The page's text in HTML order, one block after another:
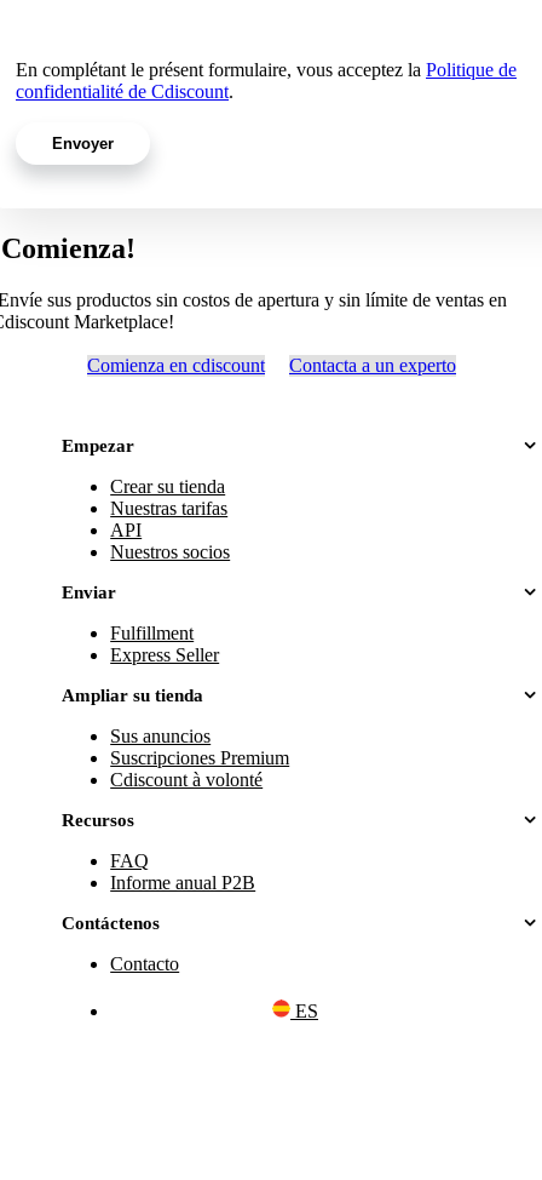
En complétant le présent formulaire, vous acceptez la Politique de
confidentialité de Cdiscount.
sus productos sin costos de apertura y sin límite de ventas en
Marketplace!
Comienza en cdiscount Contacta a un experto
Empezar
Crear su tienda
Nuestras tarifas
API
Nuestros socios
Enviar
Fulfillment
Express Seller
Ampliar su tienda
Sus anuncios
Suscripciones Premium
Cdiscount à volonté
Recursos
FAQ
Informe anual P2B
Contáctenos
Contacto
ES